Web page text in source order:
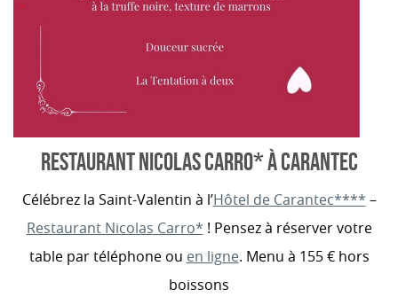
RESTAURANT NICOLAS CARRO* À CARANTEC
Célébrez la Saint-Valentin à l’Hôtel de Carantec**** –
Restaurant Nicolas Carro* ! Pensez à réserver votre
table par téléphone ou en ligne. Menu à 155 € hors
boissons